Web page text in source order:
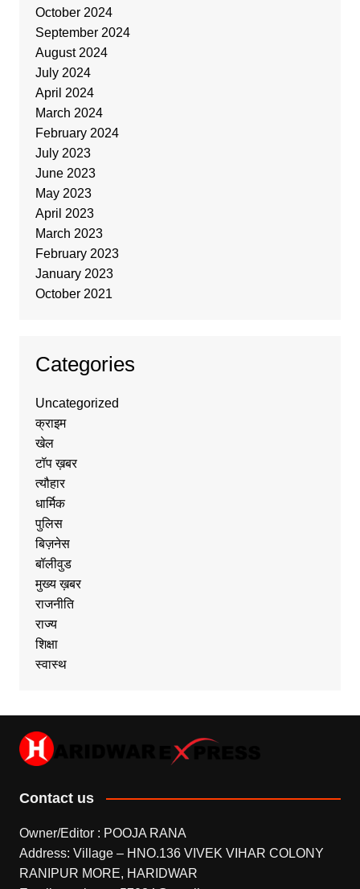
October 2024
September 2024
August 2024
July 2024
April 2024
March 2024
February 2024
July 2023
June 2023
May 2023
April 2023
March 2023
February 2023
January 2023
October 2021
Categories
Uncategorized
क्राइम
खेल
टॉप ख़बर
त्यौहार
धार्मिक
पुलिस
बिज़नेस
बॉलीवुड
मुख्य ख़बर
राजनीति
राज्य
शिक्षा
स्वास्थ
Contact us
Owner/Editor : POOJA RANA
Address: Village – HNO.136 VIVEK VIHAR COLONY
RANIPUR MORE, HARIDWAR